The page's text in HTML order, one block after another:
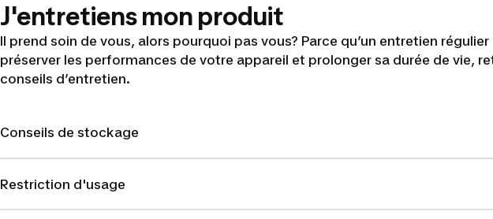
J'entretiens mon produit
Il prend soin de vous, alors pourquoi pas vous? Parce qu’un entretien
préserver les performances de votre appareil et prolonger sa durée de vie,
conseils d’entretien.
Conseils de stockage
Restriction d'usage